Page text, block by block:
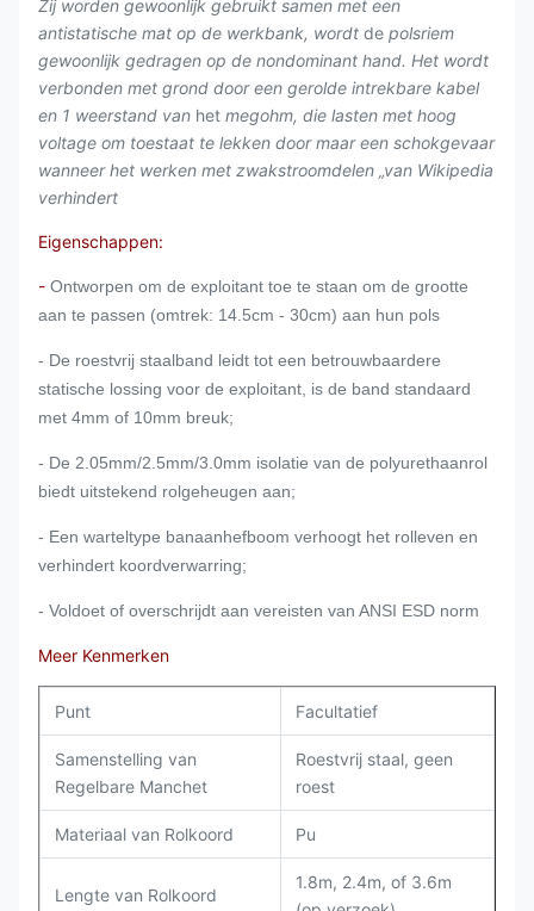
Zij worden gewoonlijk gebruikt samen met een
antistatische mat op de werkbank, wordt de polsriem
gewoonlijk gedragen op de nondominant hand. Het wordt
verbonden met grond door een gerolde intrekbare kabel
en 1 weerstand van het megohm, die lasten met hoog
voltage om toestaat te lekken door maar een schokgevaar
wanneer het werken met zwakstroomdelen „van Wikipedia
verhindert
Eigenschappen:
- Ontworpen om de exploitant toe te staan om de grootte
aan te passen (omtrek: 14.5cm - 30cm) aan hun pols
- De roestvrij staalband leidt tot een betrouwbaardere
statische lossing voor de exploitant, is de band standaard
met 4mm of 10mm breuk;
- De 2.05mm/2.5mm/3.0mm isolatie van de polyurethaanrol
biedt uitstekend rolgeheugen aan;
- Een warteltype banaanhefboom verhoogt het rolleven en
verhindert koordverwarring;
- Voldoet of overschrijdt aan vereisten van ANSI ESD norm
Meer Kenmerken
Punt Facultatief
Samenstelling van
Regelbare Manchet
Roestvrij staal, geen
roest
Materiaal van Rolkoord Pu
Lengte van Rolkoord
1.8m, 2.4m, of 3.6m